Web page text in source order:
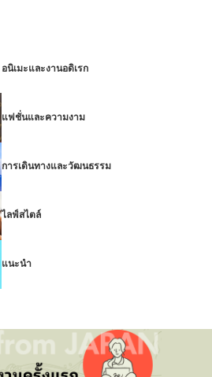
อนิเมะและงานอดิเรก
แฟชั่นและความงาม
การเดินทางและวัฒนธรรม
ไลฟ์สไตล์
แนะนำ